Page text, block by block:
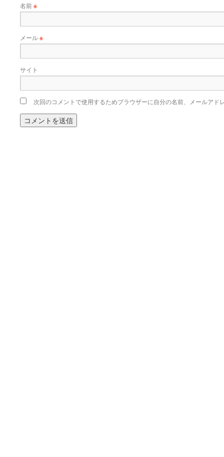
名前※
メール※
サイト
次回のコメントで使用するためブラウザーに自分の名前、メールアド